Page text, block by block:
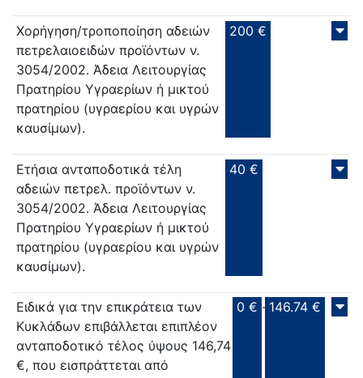
Xορήγηση/τροποποίηση αδειών
πετρελαιοειδών προϊόντων ν.
3054/2002. Άδεια Λειτουργίας
Πρατηρίου Υγραερίων ή μικτού
πρατηρίου (υγραερίου και υγρών
καυσίμων).
200 €
Ετήσια ανταποδοτικά τέλη
αδειών πετρελ. προϊόντων ν.
3054/2002. Άδεια Λειτουργίας
Πρατηρίου Υγραερίων ή μικτού
πρατηρίου (υγραερίου και υγρών
καυσίμων).
40 €
Ειδικά για την επικράτεια των
Κυκλάδων επιβάλλεται επιπλέον
ανταποδοτικό τέλος ύψους 146,74
€, που εισπράττεται από
0 € - 146.74 €